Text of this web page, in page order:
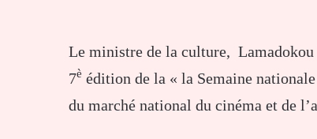
Le ministre de la culture,
7è édition de la « la Semaine
du marché national du cinéma et de